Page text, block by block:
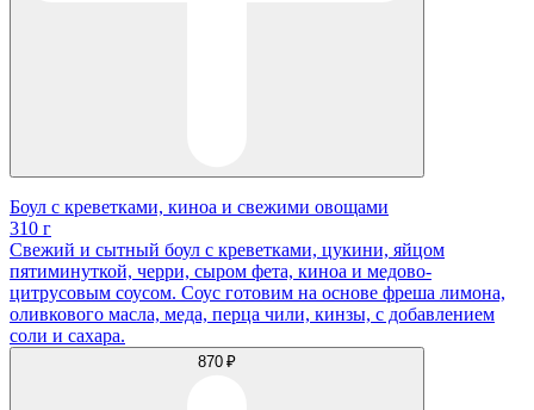
Боул с креветками, киноа и свежими овощами
310 г
Свежий и сытный боул с креветками, цукини, яйцом
пятиминуткой, черри, сыром фета, киноа и медово-
цитрусовым соусом. Соус готовим на основе фреша лимона,
оливкового масла, меда, перца чили, кинзы, с добавлением
соли и сахара.
870 ₽